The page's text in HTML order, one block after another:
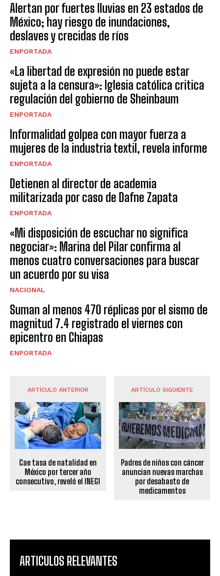
Alertan por fuertes lluvias en 23 estados de
México; hay riesgo de inundaciones,
deslaves y crecidas de ríos
ENPORTADA
«La libertad de expresión no puede estar
sujeta a la censura»: Iglesia católica critica
regulación del gobierno de Sheinbaum
ENPORTADA
Informalidad golpea con mayor fuerza a
mujeres de la industria textil, revela informe
ENPORTADA
Detienen al director de academia
militarizada por caso de Dafne Zapata
ENPORTADA
«Mi disposición de escuchar no significa
negociar»: Marina del Pilar confirma al
menos cuatro conversaciones para buscar
un acuerdo por su visa
NACIONAL
Suman al menos 470 réplicas por el sismo de
magnitud 7.4 registrado el viernes con
epicentro en Chiapas
ENPORTADA
ARTÍCULO ANTERIOR
Cae tasa de natalidad en
México por tercer año
consecutivo, reveló el INEGI
ARTÍCULO SIGUIENTE
Padres de niños con cáncer
anuncian nuevas marchas
por desabasto de
medicamentos
ARTICULOS RELEVANTES